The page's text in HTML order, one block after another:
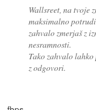
Wallsreet, na tvoje
maksimalno
zahvalo zmerjaš z
nesramnosti.
Tako zahvalo
z odgovori.